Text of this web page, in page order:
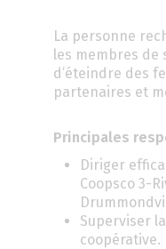
La personne
les membres de
d’éteindre des
partenaires et
Principales
Diriger
Coopsco 3-
Superviser
coopérative.